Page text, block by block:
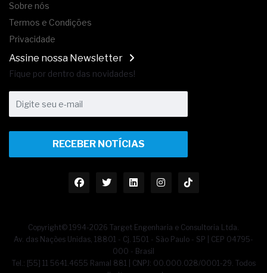
Sobre nós
Termos e Condições
Privacidade
Assine nossa Newsletter
Fique por dentro das novidades!
RECEBER NOTÍCIAS
Copyright© 1994-2026 Target Engenharia e Consultoria Ltda.
Av. das Nações Unidas, 18801 - Cj. 1501 - São Paulo - SP | CEP 04795-
000 - Brasil
Tel.: [55] 11 5641.4655 Ramal 881 | CNPJ: 00.000.028/0001-29. Todos